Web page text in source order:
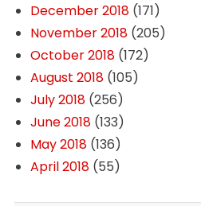
December 2018(171)
November 2018(205)
October 2018(172)
August 2018(105)
July 2018(256)
June 2018(133)
May 2018(136)
April 2018(55)